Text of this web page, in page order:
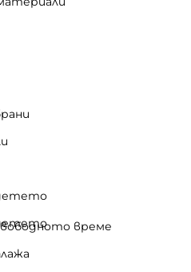
време